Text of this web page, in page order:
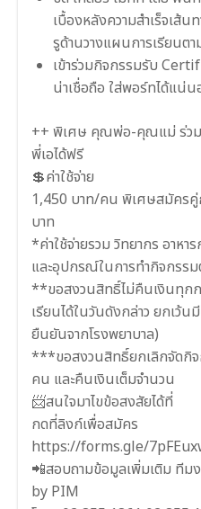
เบื้องหลังความสำเร็จเส้น
รูด้านวางแผนการเรียนต
เข้าร่วมกิจกรรมรับ
น่าเชื่อถือ ใส่พอร์ทได้แน่น
++ พิเศษ คุณพ่อ-คุณแม่ ร่ว
พี่เอได้ฟรี
💲ค่าใช้จ่าย
1,450 บาท/คน พิเศษสมัคร
บาท
*ค่าใช้จ่ายรวม วิทยากร อาหา
และอุปกรณ์ในการทำกิจกรร
**ขอสงวนสิทธิ์ไม่คืนเงินทุกก
เรียนได้ในวันดังกล่าว ยกเว้
ยืนยันจากโรงพยาบาล)
***ขอสงวนสิทธิ์ยกเลิกจัดกิจ
คน และคืนเงินเต็มจำนวน
📨สนใจมาไขข้อสงสัยได้ที่
กดที่ลิงก์เพื่อสมัคร
https://forms.gle/
📲สอบถามข้อมูลเพิ่มเติม ที
by PIM